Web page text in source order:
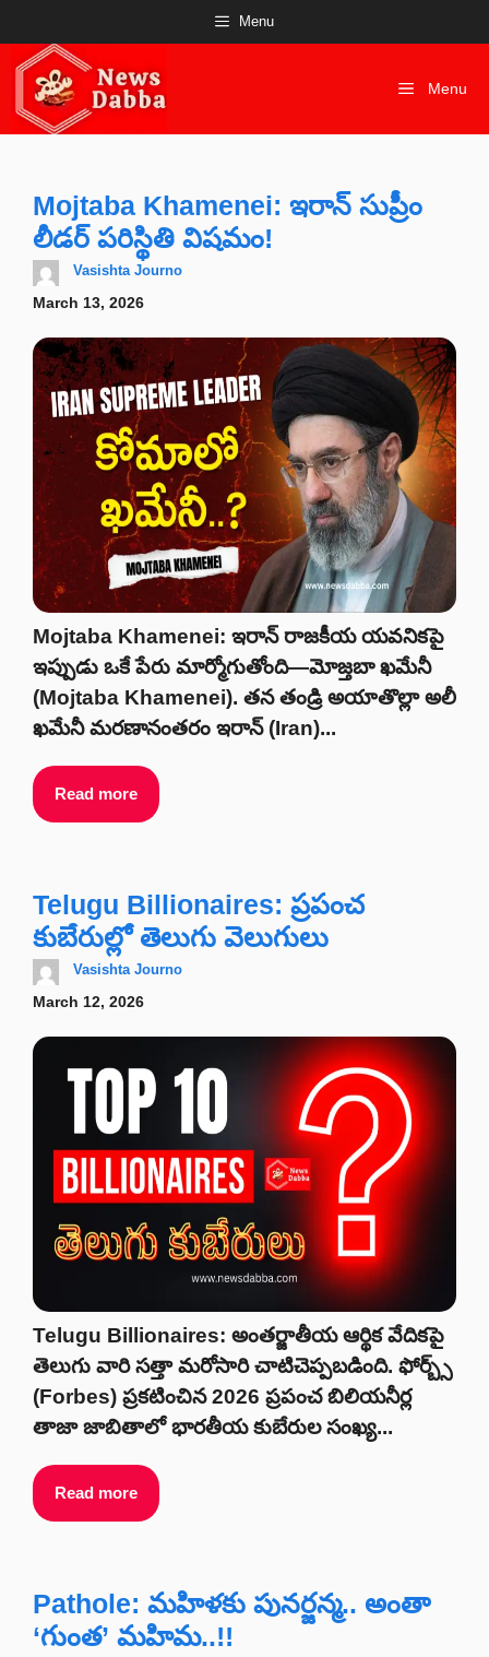
to
content
Menu
Menu
Mojtaba Khamenei: ఇరాన్ సుప్రీం
లీడర్ పరిస్థితి విషమం!
Vasishta Journo
March 13, 2026
Mojtaba Khamenei: ఇరాన్ రాజకీయ యవనికపై
ఇప్పుడు ఒకే పేరు మార్మోగుతోంది—మోజ్తబా ఖమేనీ
(Mojtaba Khamenei). తన తండ్రి అయాతొల్లా అలీ
ఖమేనీ మరణానంతరం ఇరాన్ (Iran)...
Read more
Telugu Billionaires: ప్రపంచ
కుబేరుల్లో తెలుగు వెలుగులు
Vasishta Journo
March 12, 2026
Telugu Billionaires: అంతర్జాతీయ ఆర్థిక వేదికపై
తెలుగు వారి సత్తా మరోసారి చాటిచెప్పబడింది. ఫోర్బ్స్
(Forbes) ప్రకటించిన 2026 ప్రపంచ బిలియనీర్ల
తాజా జాబితాలో భారతీయ కుబేరుల సంఖ్య...
Read more
Pathole: మహిళకు పునర్జన్మ.. అంతా
‘గుంత’ మహిమ..!!